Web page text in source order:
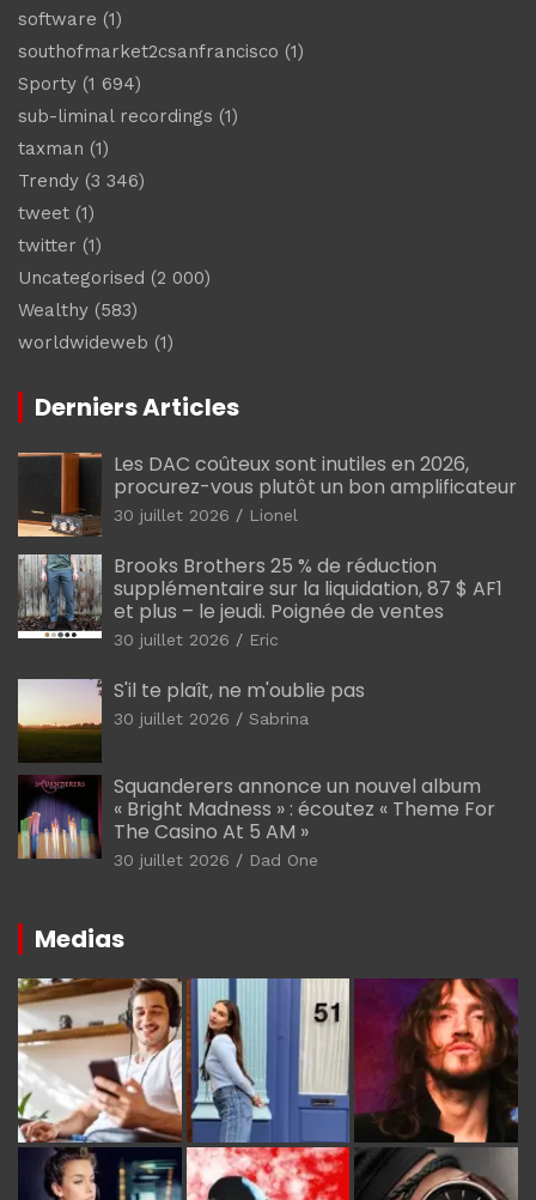
software (1)
southofmarket2csanfrancisco (1)
Sporty (1 694)
sub-liminal recordings (1)
taxman (1)
Trendy (3 346)
tweet (1)
twitter (1)
Uncategorised (2 000)
Wealthy (583)
worldwideweb (1)
Derniers Articles
Les DAC coûteux sont inutiles en 2026,
procurez-vous plutôt un bon amplificateur
30 juillet 2026 Lionel
Brooks Brothers 25 % de réduction
supplémentaire sur la liquidation, 87 $ AF1
et plus – le jeudi. Poignée de ventes
30 juillet 2026 Eric
S'il te plaît, ne m'oublie pas
30 juillet 2026 Sabrina
Squanderers annonce un nouvel album
« Bright Madness » : écoutez « Theme For
The Casino At 5 AM »
30 juillet 2026 Dad One
Medias